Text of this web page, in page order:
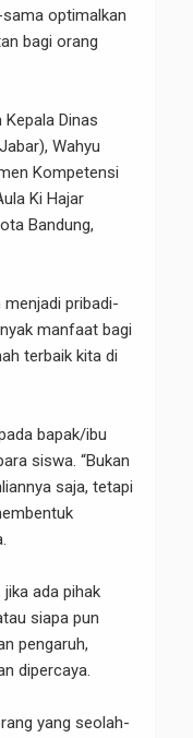
optimalkan
bagi orang
Dinas
Wahyu
Kompetensi
Ki Hajar
Bandung,
menjadi pribadi-
manfaat bagi
terbaik kita di
bapak/ibu
siswa. “Bukan
saja, tetapi
ada pihak
siapa pun
pengaruh,
dipercaya.
yang seolah-